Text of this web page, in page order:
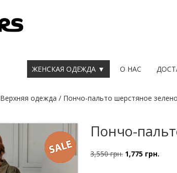
ЖЕНСКАЯ ОДЕЖДА ▼ О НАС
Верхняя одежда / Пончо-пальто шерстяное
Пончо-
3,550грн. Первоначальная
1,775 грн.